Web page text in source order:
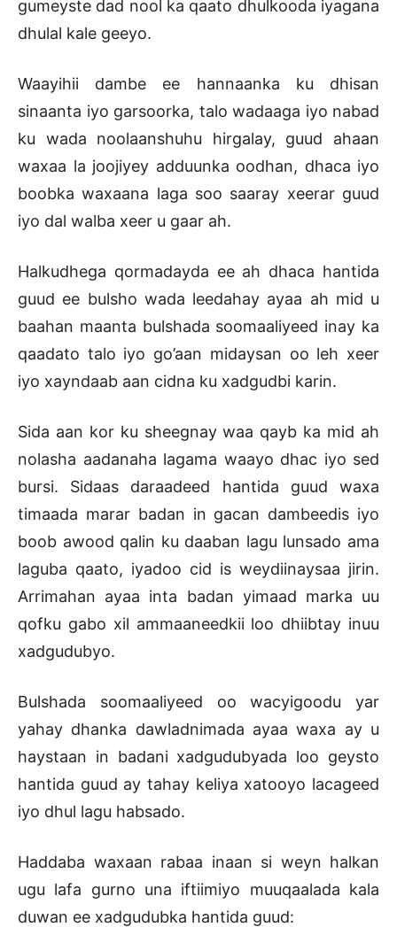
gumeyste dad nool ka qaato dhulkooda iyagana
dhulal kale geeyo.
Waayihii dambe ee hannaanka ku dhisan
sinaanta iyo garsoorka, talo wadaaga iyo nabad
ku wada noolaanshuhu hirgalay, guud ahaan
waxaa la joojiyey adduunka oodhan, dhaca iyo
boobka waxaana laga soo saaray xeerar guud
iyo dal walba xeer u gaar ah.
Halkudhega qormadayda ee ah dhaca hantida
guud ee bulsho wada leedahay ayaa ah mid u
baahan maanta bulshada soomaaliyeed inay ka
qaadato talo iyo go’aan midaysan oo leh xeer
iyo xayndaab aan cidna ku xadgudbi karin.
Sida aan kor ku sheegnay waa qayb ka mid ah
nolasha aadanaha lagama waayo dhac iyo sed
bursi. Sidaas daraadeed hantida guud waxa
timaada marar badan in gacan dambeedis iyo
boob awood qalin ku daaban lagu lunsado ama
laguba qaato, iyadoo cid is weydiinaysaa jirin.
Arrimahan ayaa inta badan yimaad marka uu
qofku gabo xil ammaaneedkii loo dhiibtay inuu
xadgudubyo.
Bulshada soomaaliyeed oo wacyigoodu yar
yahay dhanka dawladnimada ayaa waxa ay u
haystaan in badani xadgudubyada loo geysto
hantida guud ay tahay keliya xatooyo lacageed
iyo dhul lagu habsado.
Haddaba waxaan rabaa inaan si weyn halkan
ugu lafa gurno una iftiimiyo muuqaalada kala
duwan ee xadgudubka hantida guud: